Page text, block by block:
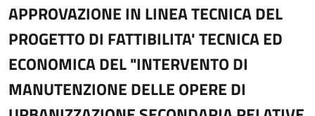
APPROVAZIONE IN LINEA TECNICA DEL
PROGETTO DI FATTIBILITA' TECNICA ED
ECONOMICA DEL "INTERVENTO DI
MANUTENZIONE DELLE OPERE DI